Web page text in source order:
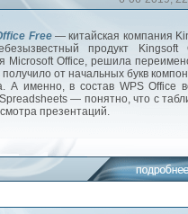
Free— китайская компания
продукт Kingsoft
Microsoft Office, решила
от начальных букв
А именно, в состав WPS Office
— понятно, что с
презентаций.